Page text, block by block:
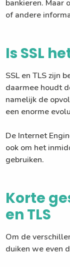
bankieren. Maar
of andere
Is SSL
SSL en TLS zijn
daarmee houdt
namelijk de
een enorme
De Internet
ook om het
gebruiken.
Korte
en TLS
Om de
duiken we even